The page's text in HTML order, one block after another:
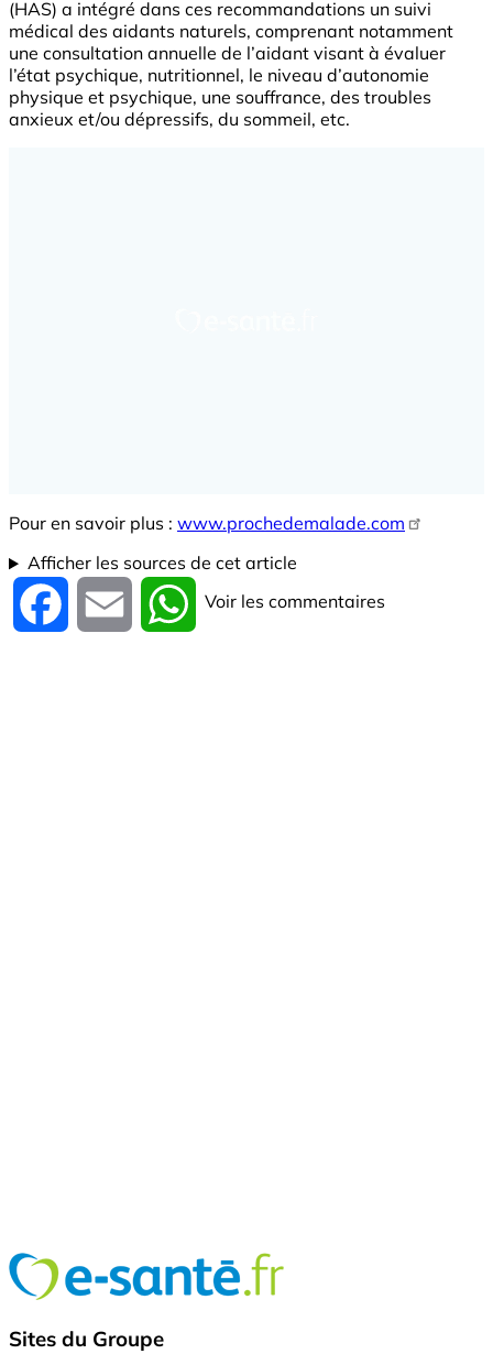
(HAS) a intégré dans ces recommandations un suivi
médical des aidants naturels, comprenant notamment
une consultation annuelle de l’aidant visant à évaluer
l’état psychique, nutritionnel, le niveau d’autonomie
physique et psychique, une souffrance, des troubles
anxieux et/ou dépressifs, du sommeil, etc.
Pour en savoir plus : www.prochedemalade.com
Afficher les sources de cet article
Facebook Email WhatsApp
Voir les commentaires
Sites du Groupe